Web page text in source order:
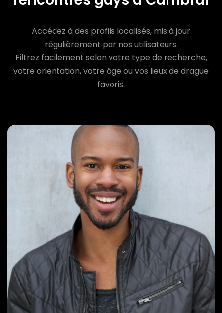
Accédez à des profils localisés, mis à jour
régulièrement par nos utilisateurs.
Filtrez facilement selon votre type de recherche,
votre orientation, votre âge ou vos lieux de drague
favoris.